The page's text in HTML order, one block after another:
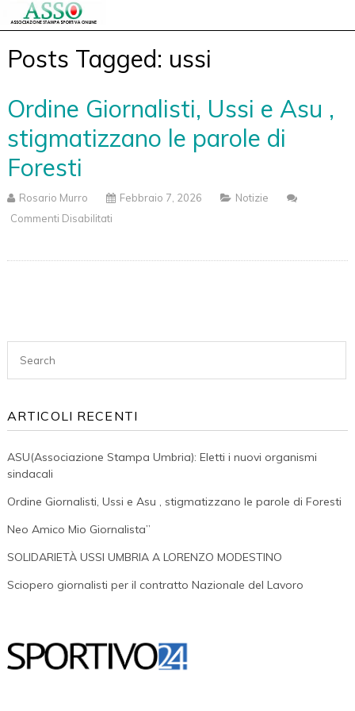
Posts Tagged: ussi
Ordine Giornalisti, Ussi e Asu ,
stigmatizzano le parole di
Foresti
Rosario Murro Febbraio 7, 2026
Notizie
Commenti Disabilitati
Giornalisti,
,
Le
Di
ARTICOLI RECENTI
ASU(Associazione Stampa Umbria): Eletti i nuovi organismi
sindacali
Ordine Giornalisti, Ussi e Asu , stigmatizzano le parole di Foresti
Neo Amico Mio Giornalista”
SOLIDARIETÀ USSI UMBRIA A LORENZO MODESTINO
Sciopero giornalisti per il contratto Nazionale del Lavoro